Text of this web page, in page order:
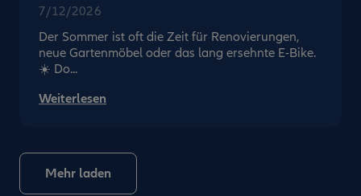
7/12/2026
Der Sommer ist oft die Zeit für Renovierungen,
neue Gartenmöbel oder das lang ersehnte E-Bike.
☀️ Do...
Weiterlesen
Mehr laden